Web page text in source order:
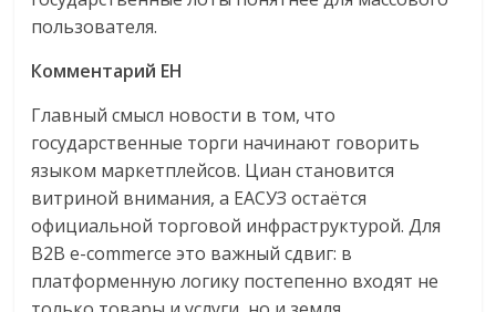
пользователя.
Комментарий EH
Главный смысл новости в том, что
государственные торги начинают говорить
языком маркетплейсов. Циан становится
витриной внимания, а ЕАСУЗ остаётся
официальной торговой инфраструктурой. Для
B2B e-commerce это важный сдвиг: в
платформенную логику постепенно входят не